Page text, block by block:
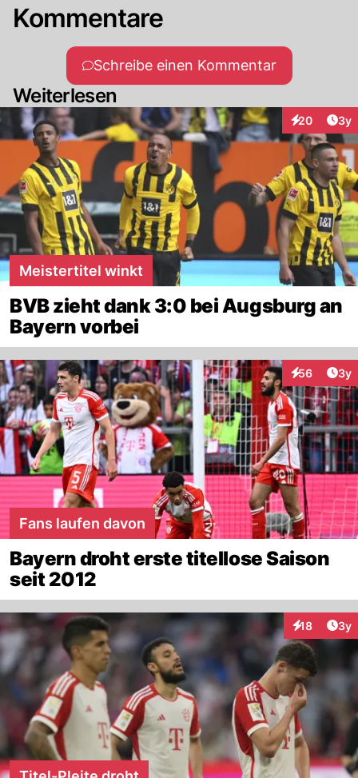
Kommentare
Schreibe einen Kommentar
Weiterlesen
20
Interaktionen
3y
Meistertitel winkt
BVB zieht dank 3:0 bei Augsburg an
Bayern vorbei
56
Interaktionen
3y
Fans laufen davon
Bayern droht erste titellose Saison
seit 2012
18 3y